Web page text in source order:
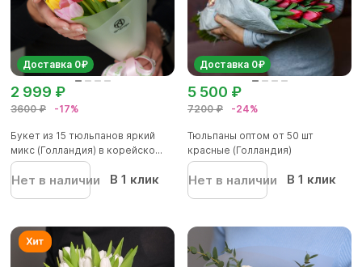
Доставка 0₽
3600 ₽ -17%
2 999 ₽
Букет из 15 тюльпанов яркий
микс (Голландия) в корейско...
Нет в наличии В 1 клик
Доставка 0₽
7200 ₽ -24%
5 500 ₽
Тюльпаны оптом от 50 шт
красные (Голландия)
Нет в наличии В 1 клик